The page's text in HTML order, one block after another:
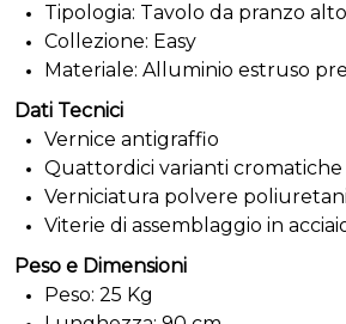
Tipologia: Tavolo da pranzo
Collezione: Easy
Materiale: Alluminio estruso
Dati Tecnici
Vernice antigraffio
Quattordici varianti cromatiche
Verniciatura polvere
Viterie di assemblaggio in
Peso e Dimensioni
Peso: 25 Kg